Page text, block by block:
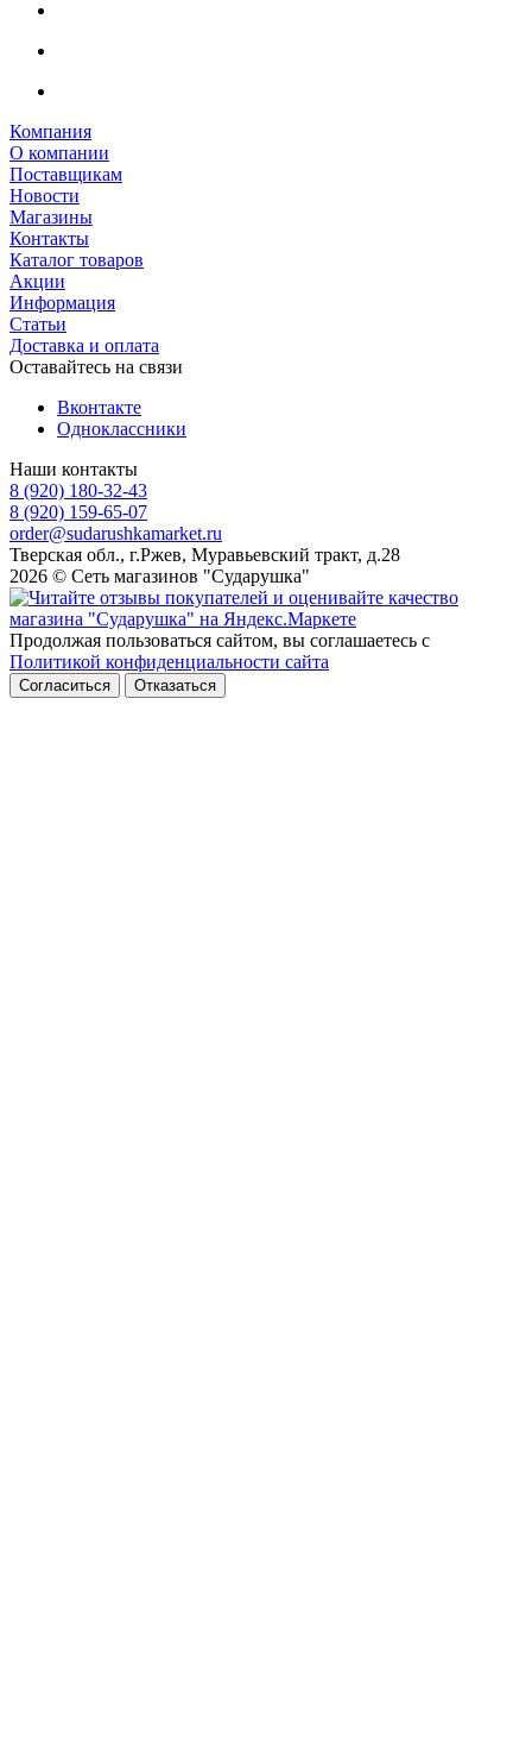
Компания
О компании
Поставщикам
Новости
Магазины
Контакты
Каталог товаров
Акции
Информация
Статьи
Доставка и оплата
Оставайтесь на связи
Вконтакте
Одноклассники
Наши контакты
8 (920) 180-32-43
8 (920) 159-65-07
order@sudarushkamarket.ru
Тверская обл., г.Ржев, Муравьевский тракт, д.28
2026 © Сеть магазинов "Сударушка"
Продолжая пользоваться сайтом, вы соглашаетесь с
Политикой конфиденциальности сайта
Согласиться Отказаться